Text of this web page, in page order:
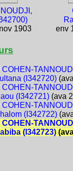
1903
env
COHEN-
(I342720)
COHEN-
(I342721)(ava
COHEN-
(I342722)
COHEN-
(I342723)